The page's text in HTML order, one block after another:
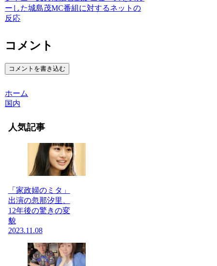
ーした城島茂MC番組に対するネットの
反応
コメント
コメントを書き込む
ホーム
国内
人気記事
「家政婦のミタ」
出演の忽那汐里、
12年後の驚きの変
貌
2023.11.08